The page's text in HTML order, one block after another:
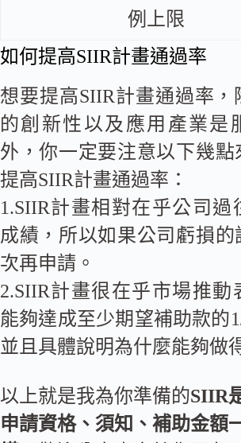
例上限
如何提高SIIR計畫通過率
想要提高SIIR計畫通過率，
的創新性以及應用產業是
外，你一定要注意以下幾點
提高SIIR計畫通過率：
1.SIIR計畫相對在乎公司過
成績，所以如果公司虧損的
次再申請。
2.SIIR計畫很在乎市場推動
能夠達成至少期望補助款的
並且具體說明為什麼能夠做
以上就是我為你準備的SIIR
申請資格、須知、補助金額